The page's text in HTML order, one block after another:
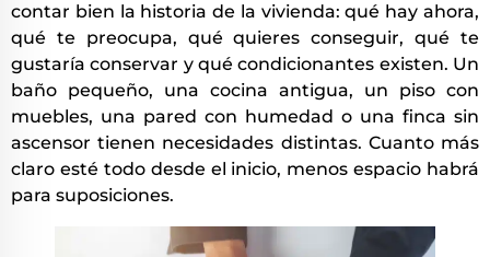
contar bien la historia de la vivienda: qué hay ahora,
qué te preocupa, qué quieres conseguir, qué te
gustaría conservar y qué condicionantes existen. Un
baño pequeño, una cocina antigua, un piso con
muebles, una pared con humedad o una finca sin
ascensor tienen necesidades distintas. Cuanto más
claro esté todo desde el inicio, menos espacio habrá
para suposiciones.